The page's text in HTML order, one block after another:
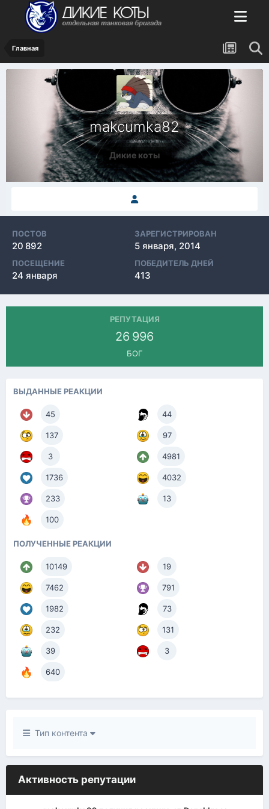
Главная
makcumka82
Дикие коты
ПОСТОВ
20 892
ЗАРЕГИСТРИРОВАН
5 января, 2014
ПОСЕЩЕНИЕ
24 января
ПОБЕДИТЕЛЬ ДНЕЙ
413
РЕПУТАЦИЯ
26 996
БОГ
ВЫДАННЫЕ РЕАКЦИИ
45 44
137 97
3 4981
1736 4032
233 13
100
ПОЛУЧЕННЫЕ РЕАКЦИИ
10149 19
7462 791
1982 73
232 131
39 3
640
Тип контента
Активность репутации